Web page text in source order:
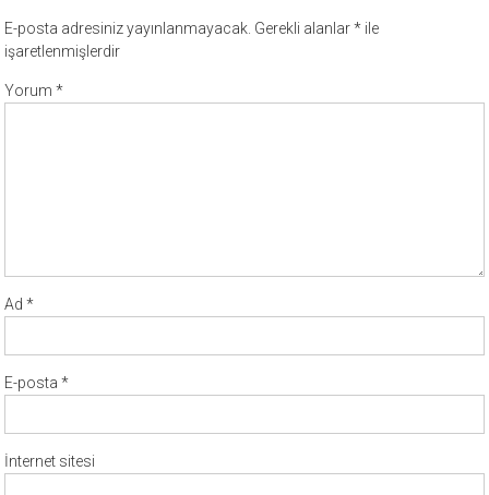
E-posta adresiniz yayınlanmayacak. Gerekli alanlar* ile
işaretlenmişlerdir
Yorum*
Ad*
E-posta*
İnternet sitesi